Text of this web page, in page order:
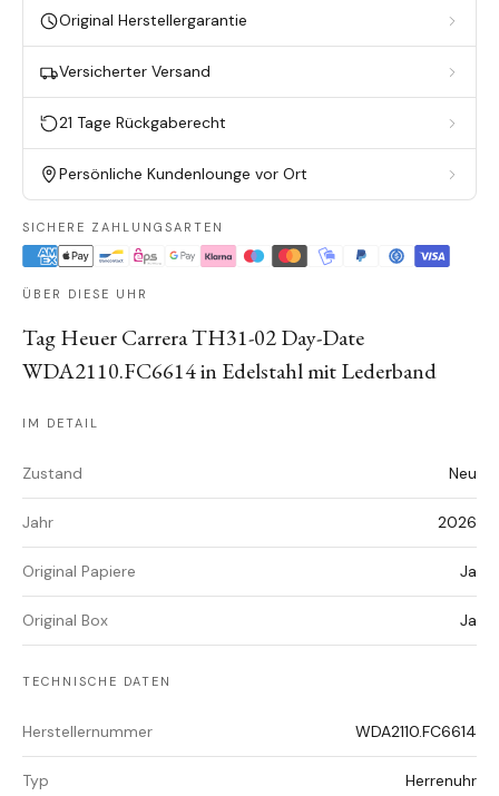
Original Herstellergarantie
Versicherter Versand
21 Tage Rückgaberecht
Persönliche Kundenlounge vor Ort
SICHERE ZAHLUNGSARTEN
ÜBER DIESE UHR
Tag Heuer Carrera TH31-02 Day-Date
WDA2110.FC6614 in Edelstahl mit Lederband
IM DETAIL
Zustand Neu
Jahr 2026
Original Papiere Ja
Original Box Ja
TECHNISCHE DATEN
Herstellernummer WDA2110.FC6614
Typ Herrenuhr